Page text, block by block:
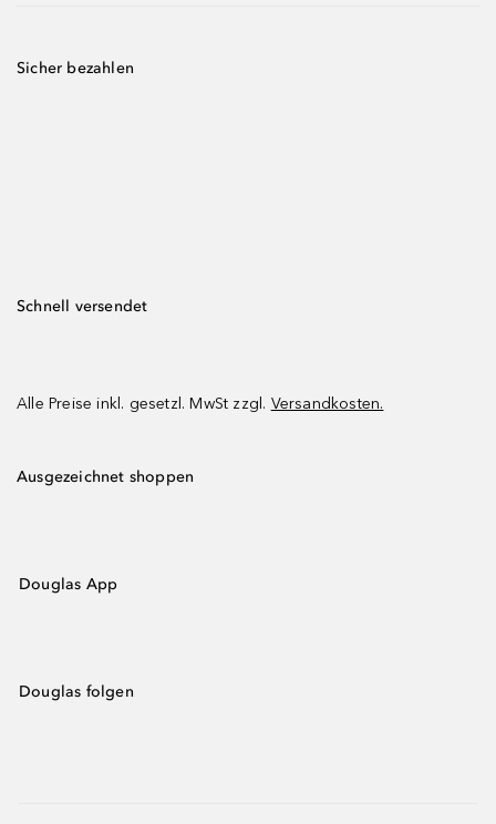
Sicher bezahlen
Schnell versendet
Alle Preise inkl. gesetzl. MwSt zzgl. Versandkosten.
Ausgezeichnet shoppen
Douglas App
Douglas folgen